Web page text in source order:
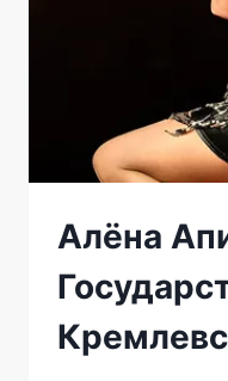
Алёна